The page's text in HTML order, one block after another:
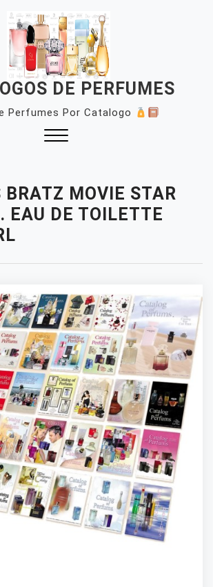
DE PERFUMES
Perfumes Por Catalogo
BRATZ MOVIE STAR
EAU DE TOILETTE